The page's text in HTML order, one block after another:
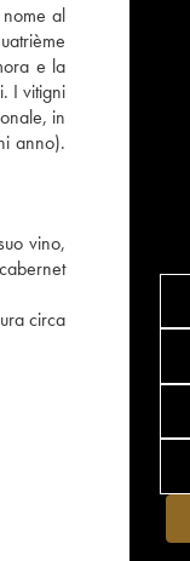
al
e la
I vitigni
in
anno).
vino,
circa